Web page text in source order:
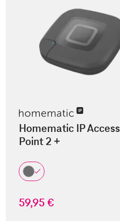
Homematic IP Access
Point 2 +
59,95 €